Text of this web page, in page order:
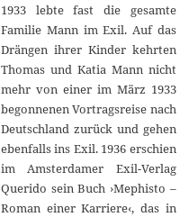
1933 lebte fast die gesamte
Familie Mann im Exil. Auf das
Drängen ihrer Kinder kehrten
Thomas und Katia Mann nicht
mehr von einer im März 1933
begonnenen Vortragsreise nach
Deutschland zurück und gehen
ebenfalls ins Exil. 1936 erschien
im Amsterdamer Exil-Verlag
Querido sein Buch ›Mephisto –
Roman einer Karriere‹, das in